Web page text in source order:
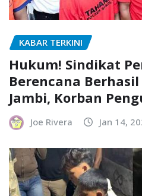
KABAR TERKINI
Hukum! Sindikat
Berencana
Jambi, Korban
Joe Rivera Jan 14,